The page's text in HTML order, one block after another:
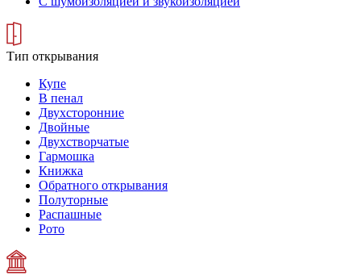
Тип открывания
Купе
В пенал
Двухсторонние
Двойные
Двухстворчатые
Гармошка
Книжка
Обратного открывания
Полуторные
Распашные
Рото